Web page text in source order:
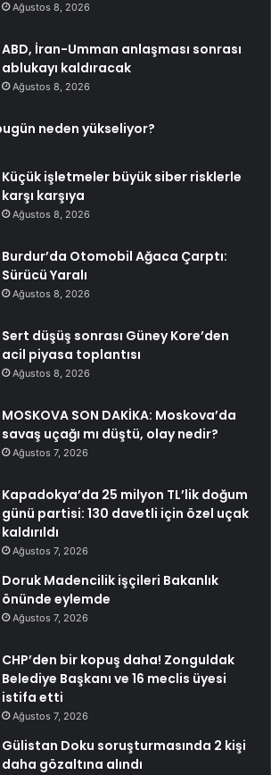
Ağustos 8, 2026
ABD, İran-Umman anlaşması sonrası
ablukayı kaldıracak
Ağustos 8, 2026
neden yükseliyor?
Küçük işletmeler büyük siber risklerle
karşı karşıya
Ağustos 8, 2026
Burdur’da Otomobil Ağaca Çarptı:
Sürücü Yaralı
Ağustos 8, 2026
Sert düşüş sonrası Güney Kore’den
acil piyasa toplantısı
Ağustos 8, 2026
MOSKOVA SON DAKİKA: Moskova’da
savaş uçağı mı düştü, olay nedir?
Ağustos 7, 2026
Kapadokya’da 25 milyon TL’lik doğum
günü partisi: 130 davetli için özel uçak
kaldırıldı
Ağustos 7, 2026
Doruk Madencilik işçileri Bakanlık
önünde eylemde
Ağustos 7, 2026
CHP’den bir kopuş daha! Zonguldak
Belediye Başkanı ve 16 meclis üyesi
istifa etti
Ağustos 7, 2026
Gülistan Doku soruşturmasında 2 kişi
daha gözaltına alındı